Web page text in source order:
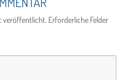
veröffentlicht. Erforderliche Felder